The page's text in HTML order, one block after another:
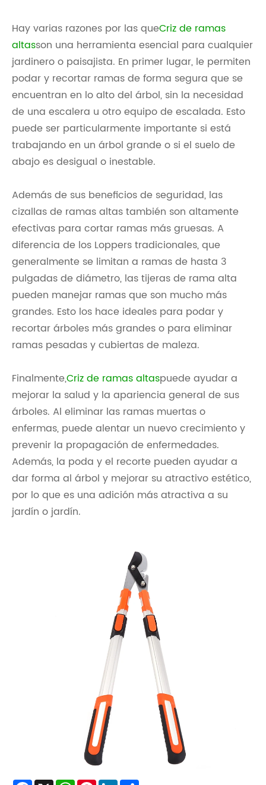
Hay varias razones por las queCriz de ramas
altasson una herramienta esencial para cualquier
jardinero o paisajista. En primer lugar, le permiten
podar y recortar ramas de forma segura que se
encuentran en lo alto del árbol, sin la necesidad
de una escalera u otro equipo de escalada. Esto
puede ser particularmente importante si está
trabajando en un árbol grande o si el suelo de
abajo es desigual o inestable.
Además de sus beneficios de seguridad, las
cizallas de ramas altas también son altamente
efectivas para cortar ramas más gruesas. A
diferencia de los Loppers tradicionales, que
generalmente se limitan a ramas de hasta 3
pulgadas de diámetro, las tijeras de rama alta
pueden manejar ramas que son mucho más
grandes. Esto los hace ideales para podar y
recortar árboles más grandes o para eliminar
ramas pesadas y cubiertas de maleza.
Finalmente,Criz de ramas altaspuede ayudar a
mejorar la salud y la apariencia general de sus
árboles. Al eliminar las ramas muertas o
enfermas, puede alentar un nuevo crecimiento y
prevenir la propagación de enfermedades.
Además, la poda y el recorte pueden ayudar a
dar forma al árbol y mejorar su atractivo estético,
por lo que es una adición más atractiva a su
jardín o jardín.